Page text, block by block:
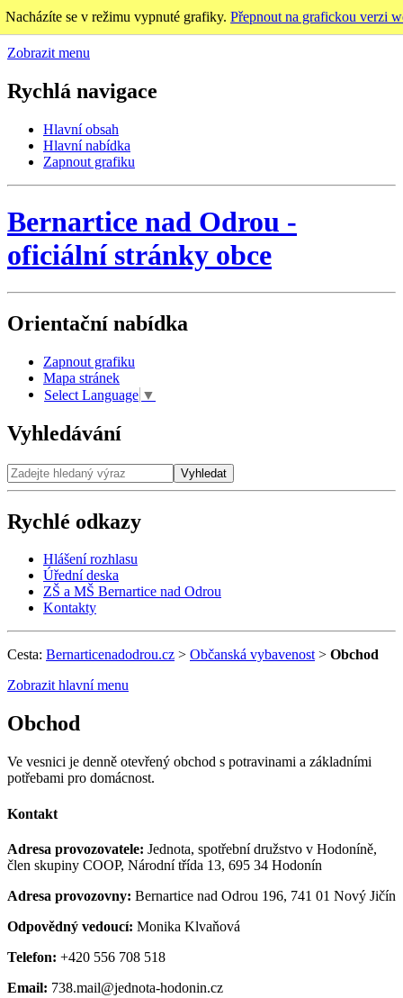
Zobrazit menu
Nacházíte se v režimu vypnuté grafiky.Přepnout na grafickou verzi
Rychlá navigace
Hlavní obsah
Hlavní nabídka
Zapnout grafiku
Bernartice nad Odrou -
oficiální stránky obce
Orientační nabídka
Zapnout grafiku
Mapa stránek
Select Language ▼
Vyhledávání
Vyhledat
Rychlé odkazy
Hlášení rozhlasu
Úřední deska
ZŠ a MŠ Bernartice nad Odrou
Kontakty
Cesta: Bernarticenadodrou.cz > Občanská vybavenost> Obchod
Zobrazit hlavní menu
Obchod
Ve vesnici je denně otevřený obchod s potravinami a základními
potřebami pro domácnost.
Kontakt
Adresa provozovatele: Jednota, spotřební družstvo v Hodoníně,
člen skupiny COOP, Národní třída 13, 695 34 Hodonín
Adresa provozovny: Bernartice nad Odrou 196, 741 01 Nový Jičín
Odpovědný vedoucí: Monika Klvaňová
Telefon: +420 556 708 518
Email: 738.mail@jednota-hodonin.cz